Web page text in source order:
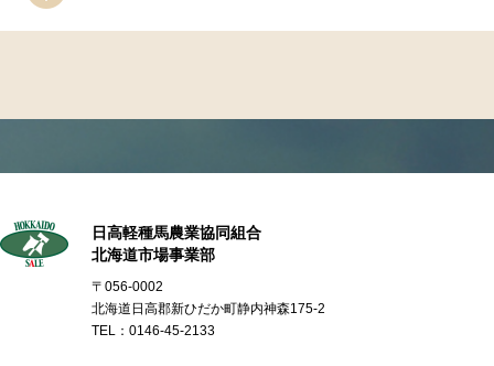
日高軽種馬農業協同組合
北海道市場事業部
〒056-0002
北海道日高郡新ひだか町静内神森175-2
TEL：0146-45-2133